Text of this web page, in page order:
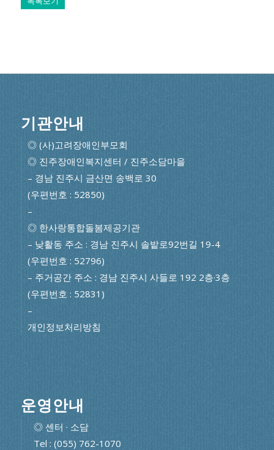
기관안내
◎ (사)고려장애인부모회
◎ 진주장애인복지센터 / 진주소담마을
– 경남 진주시 금산면 송백로 30
(우편번호 : 52850)
–
◎ 한사랑통합돌봄제공기관
– 낮활동 주소 : 경남 진주시 솔밭로92번길 19-4
(우편번호 : 52796)
– 주거공간 주소 : 경남 진주시 사들로 192 2층·3층
(우편번호 : 52831)
–
개인정보처리방침
운영안내
◎ 센터 · 소담
Tel : (055) 762-1070